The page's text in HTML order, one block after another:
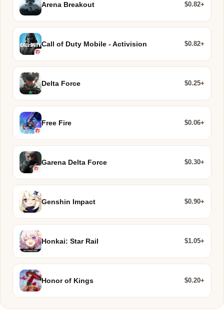
Arena Breakout $0.82+
Call of Duty Mobile - Activision $0.82+
Delta Force $0.25+
Free Fire $0.06+
Garena Delta Force $0.30+
Genshin Impact $0.90+
Honkai: Star Rail $1.05+
Honor of Kings $0.20+